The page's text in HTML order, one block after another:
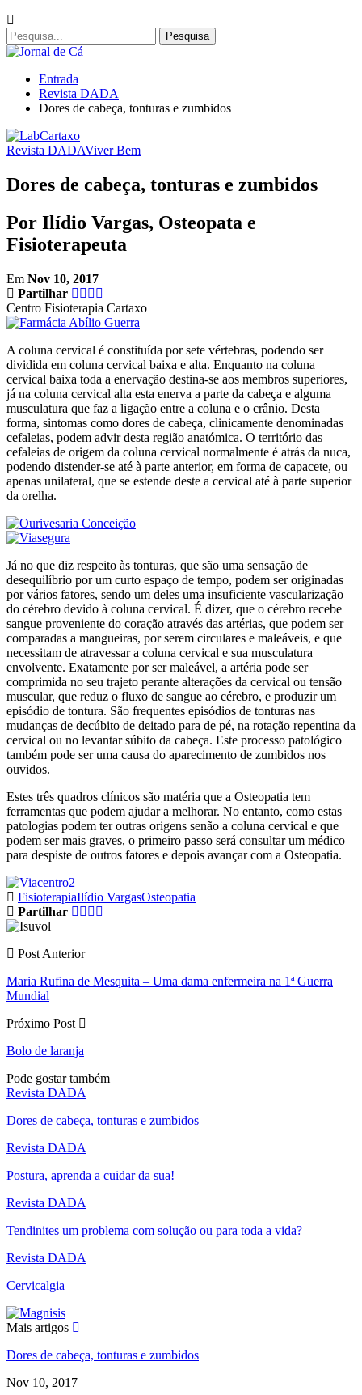
Entrada
Revista DADA
Dores de cabeça, tonturas e zumbidos
Revista DADAViver Bem
Dores de cabeça, tonturas e zumbidos
Por Ilídio Vargas, Osteopata e
Fisioterapeuta
Em Nov 10, 2017
Partilhar
Centro Fisioterapia Cartaxo
A coluna cervical é constituída por sete vértebras, podendo ser
dividida em coluna cervical baixa e alta. Enquanto na coluna
cervical baixa toda a enervação destina-se aos membros superiores,
já na coluna cervical alta esta enerva a parte da cabeça e alguma
musculatura que faz a ligação entre a coluna e o crânio. Desta
forma, sintomas como dores de cabeça, clinicamente denominadas
cefaleias, podem advir desta região anatómica. O território das
cefaleias de origem da coluna cervical normalmente é atrás da nuca,
podendo distender-se até à parte anterior, em forma de capacete, ou
apenas unilateral, que se estende deste a cervical até à parte superior
da orelha.
Já no que diz respeito às tonturas, que são uma sensação de
desequilíbrio por um curto espaço de tempo, podem ser originadas
por vários fatores, sendo um deles uma insuficiente vascularização
do cérebro devido à coluna cervical. É dizer, que o cérebro recebe
sangue proveniente do coração através das artérias, que podem ser
comparadas a mangueiras, por serem circulares e maleáveis, e que
necessitam de atravessar a coluna cervical e sua musculatura
envolvente. Exatamente por ser maleável, a artéria pode ser
comprimida no seu trajeto perante alterações da cervical ou tensão
muscular, que reduz o fluxo de sangue ao cérebro, e produzir um
episódio de tontura. São frequentes episódios de tonturas nas
mudanças de decúbito de deitado para de pé, na rotação repentina da
cervical ou no levantar súbito da cabeça. Este processo patológico
também pode ser uma causa do aparecimento de zumbidos nos
ouvidos.
Estes três quadros clínicos são matéria que a Osteopatia tem
ferramentas que podem ajudar a melhorar. No entanto, como estas
patologias podem ter outras origens senão a coluna cervical e que
podem ser mais graves, o primeiro passo será consultar um médico
para despiste de outros fatores e depois avançar com a Osteopatia.
FisioterapiaIlídio VargasOsteopatia
Partilhar
Post Anterior
Maria Rufina de Mesquita – Uma dama enfermeira na 1ª Guerra
Mundial
Próximo Post
Bolo de laranja
Pode gostar também
Revista DADA
Dores de cabeça, tonturas e zumbidos
Revista DADA
Postura, aprenda a cuidar da sua!
Revista DADA
Tendinites um problema com solução ou para toda a vida?
Revista DADA
Cervicalgia
Mais artigos
Dores de cabeça, tonturas e zumbidos
Nov 10, 2017